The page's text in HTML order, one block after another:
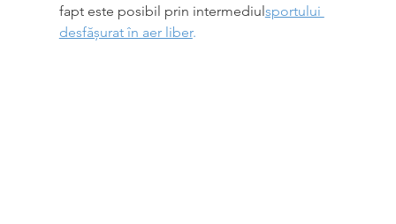
fapt este posibil prin intermediulsportului
desfășurat în aer liber.